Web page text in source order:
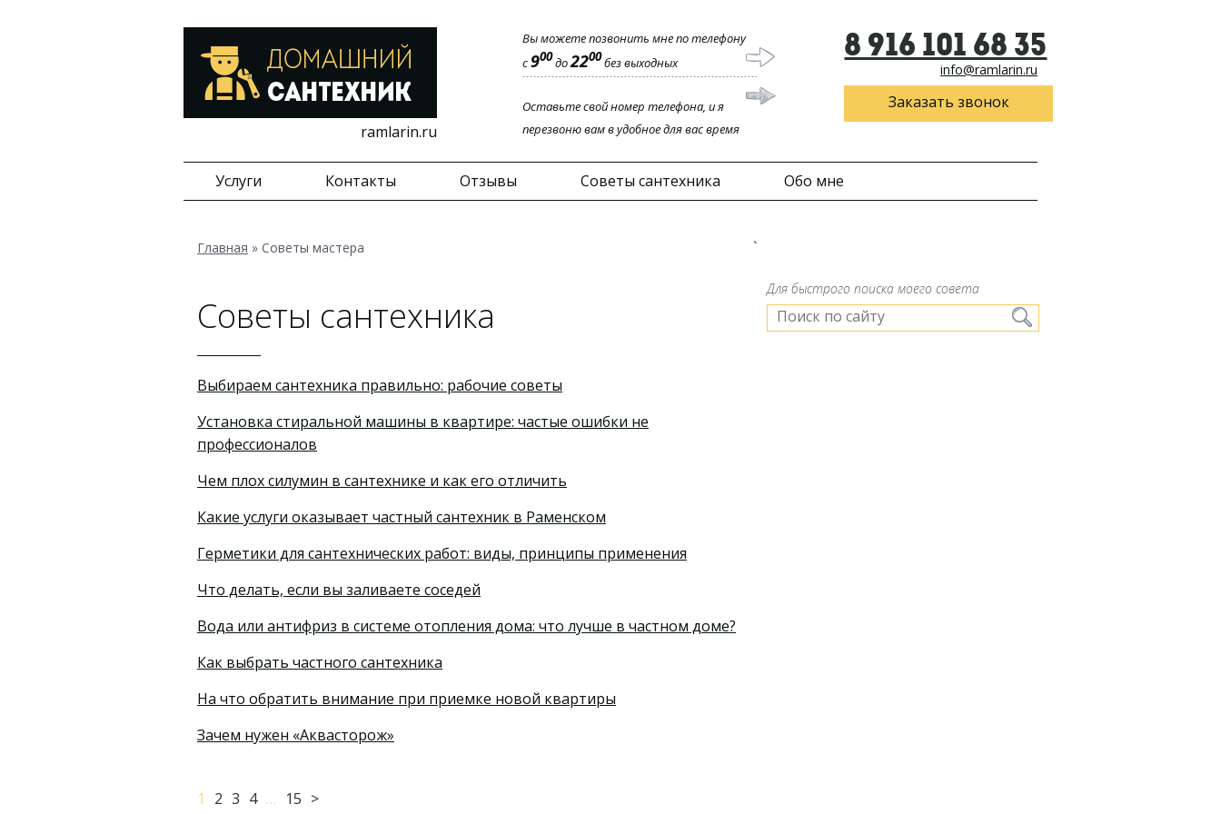
ramlarin.ru
Вы можете позвонить мне по телефону
с900до2200без выходных
Оставьте свой номер телефона, и я
перезвоню вам в удобное для вас время
8 916 101 68 35
info@ramlarin.ru
Заказать звонок
Услуги Контакты Отзывы Советы сантехника Обо мне
`
Главная » Советы мастера
Советы сантехника
Выбираем сантехника правильно: рабочие советы
Установка стиральной машины в квартире: частые ошибки не
профессионалов
Чем плох силумин в сантехнике и как его отличить
Какие услуги оказывает частный сантехник в Раменском
Герметики для сантехнических работ: виды, принципы применения
Что делать, если вы заливаете соседей
Вода или антифриз в системе отопления дома: что лучше в частном доме?
Как выбрать частного сантехника
На что обратить внимание при приемке новой квартиры
Зачем нужен «Аквасторож»
1 2 3 4 … 15 >
Для быстрого поиска моего совета